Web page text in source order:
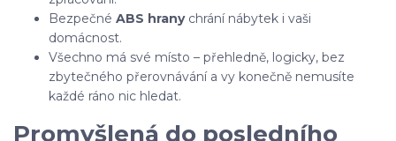
Bezpečné ABS hranychrání nábytek i vaši
domácnost.
Všechno má své místo – přehledně, logicky, bez
zbytečného přerovnávání a vy konečně nemusíte
každé ráno nic hledat.
Promyšlená do posledního